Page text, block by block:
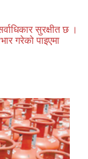
सुरक्षीत छ ।
गरेको पाइएमा